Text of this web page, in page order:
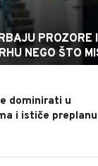
PROZORE
NEGO ŠTO
dominirati u
i ističe